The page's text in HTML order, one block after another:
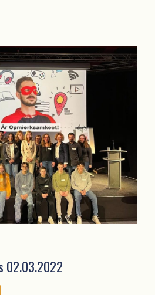
02.03.2022